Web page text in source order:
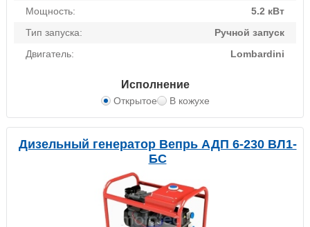
Мощность:
5.2 кВт
Тип запуска:
Ручной запуск
Двигатель:
Lombardini
Исполнение
Открытое В кожухе
Дизельный генератор Вепрь АДП 6-230 ВЛ1-
БС